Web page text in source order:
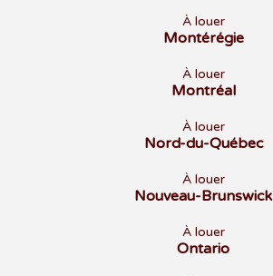
À louer
Montérégie
À louer
Montréal
À louer
Nord-du-Québec
À louer
Nouveau-Brunswick
À louer
Ontario